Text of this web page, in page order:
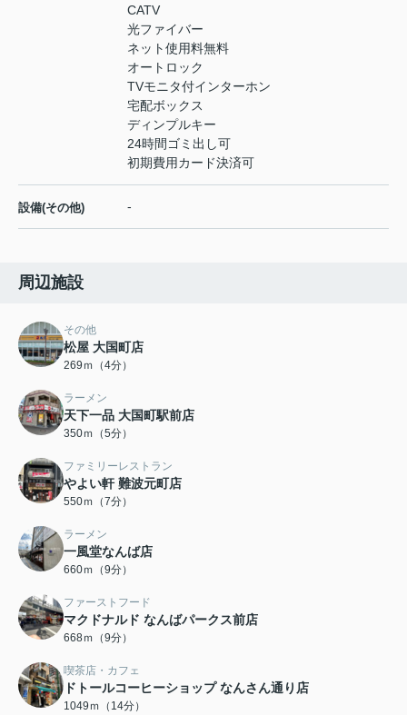
CATV
光ファイバー
ネット使用料無料
オートロック
TVモニタ付インターホン
宅配ボックス
ディンプルキー
24時間ゴミ出し可
初期費用カード決済可
設備(その他) -
周辺施設
その他
松屋 大国町店
269ｍ（4分）
ラーメン
天下一品 大国町駅前店
350ｍ（5分）
ファミリーレストラン
やよい軒 難波元町店
550ｍ（7分）
ラーメン
一風堂なんば店
660ｍ（9分）
ファーストフード
マクドナルド なんばパークス前店
668ｍ（9分）
喫茶店・カフェ
ドトールコーヒーショップ なんさん通り店
1049ｍ（14分）